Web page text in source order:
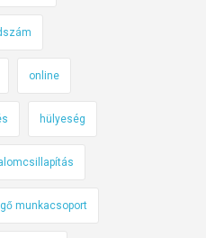
online
hülyeség
munkacsoport